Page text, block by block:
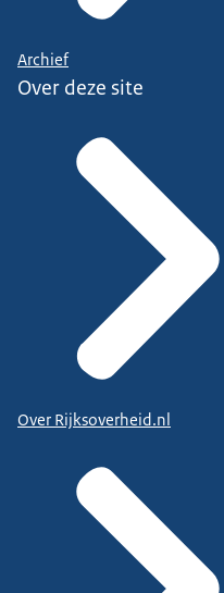
Archief
Over deze site
Over Rijksoverheid.nl